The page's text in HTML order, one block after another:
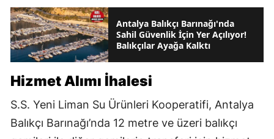
Antalya Balıkçı Barınağı'nda
Sahil Güvenlik İçin Yer Açılıyor!
Balıkçılar Ayağa Kalktı
Hizmet Alımı İhalesi
S.S. Yeni Liman Su Ürünleri Kooperatifi, Antalya
Balıkçı Barınağı’nda 12 metre ve üzeri balıkçı